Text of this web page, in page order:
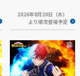
2026年8月20日（木）
より順次登場予定